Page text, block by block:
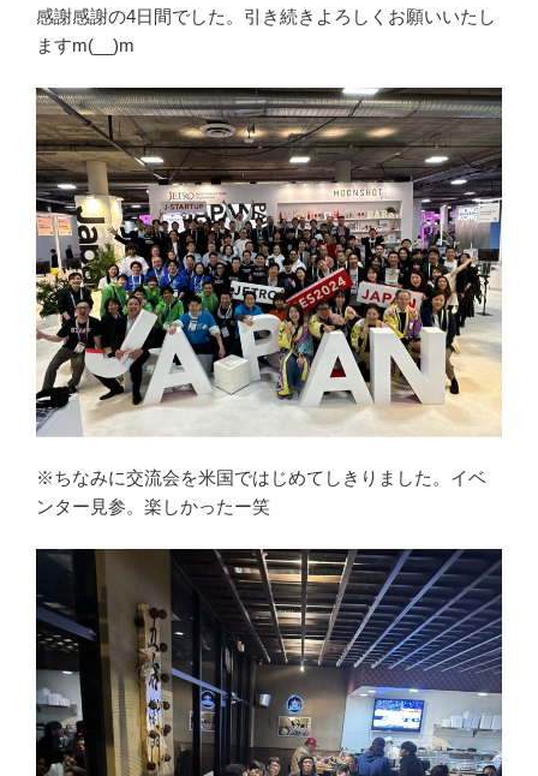
感謝感謝の4日間でした。引き続きよろしくお願いいたし
ますm(__)m
※ちなみに交流会を米国ではじめてしきりました。イベ
ンター見参。楽しかったー笑